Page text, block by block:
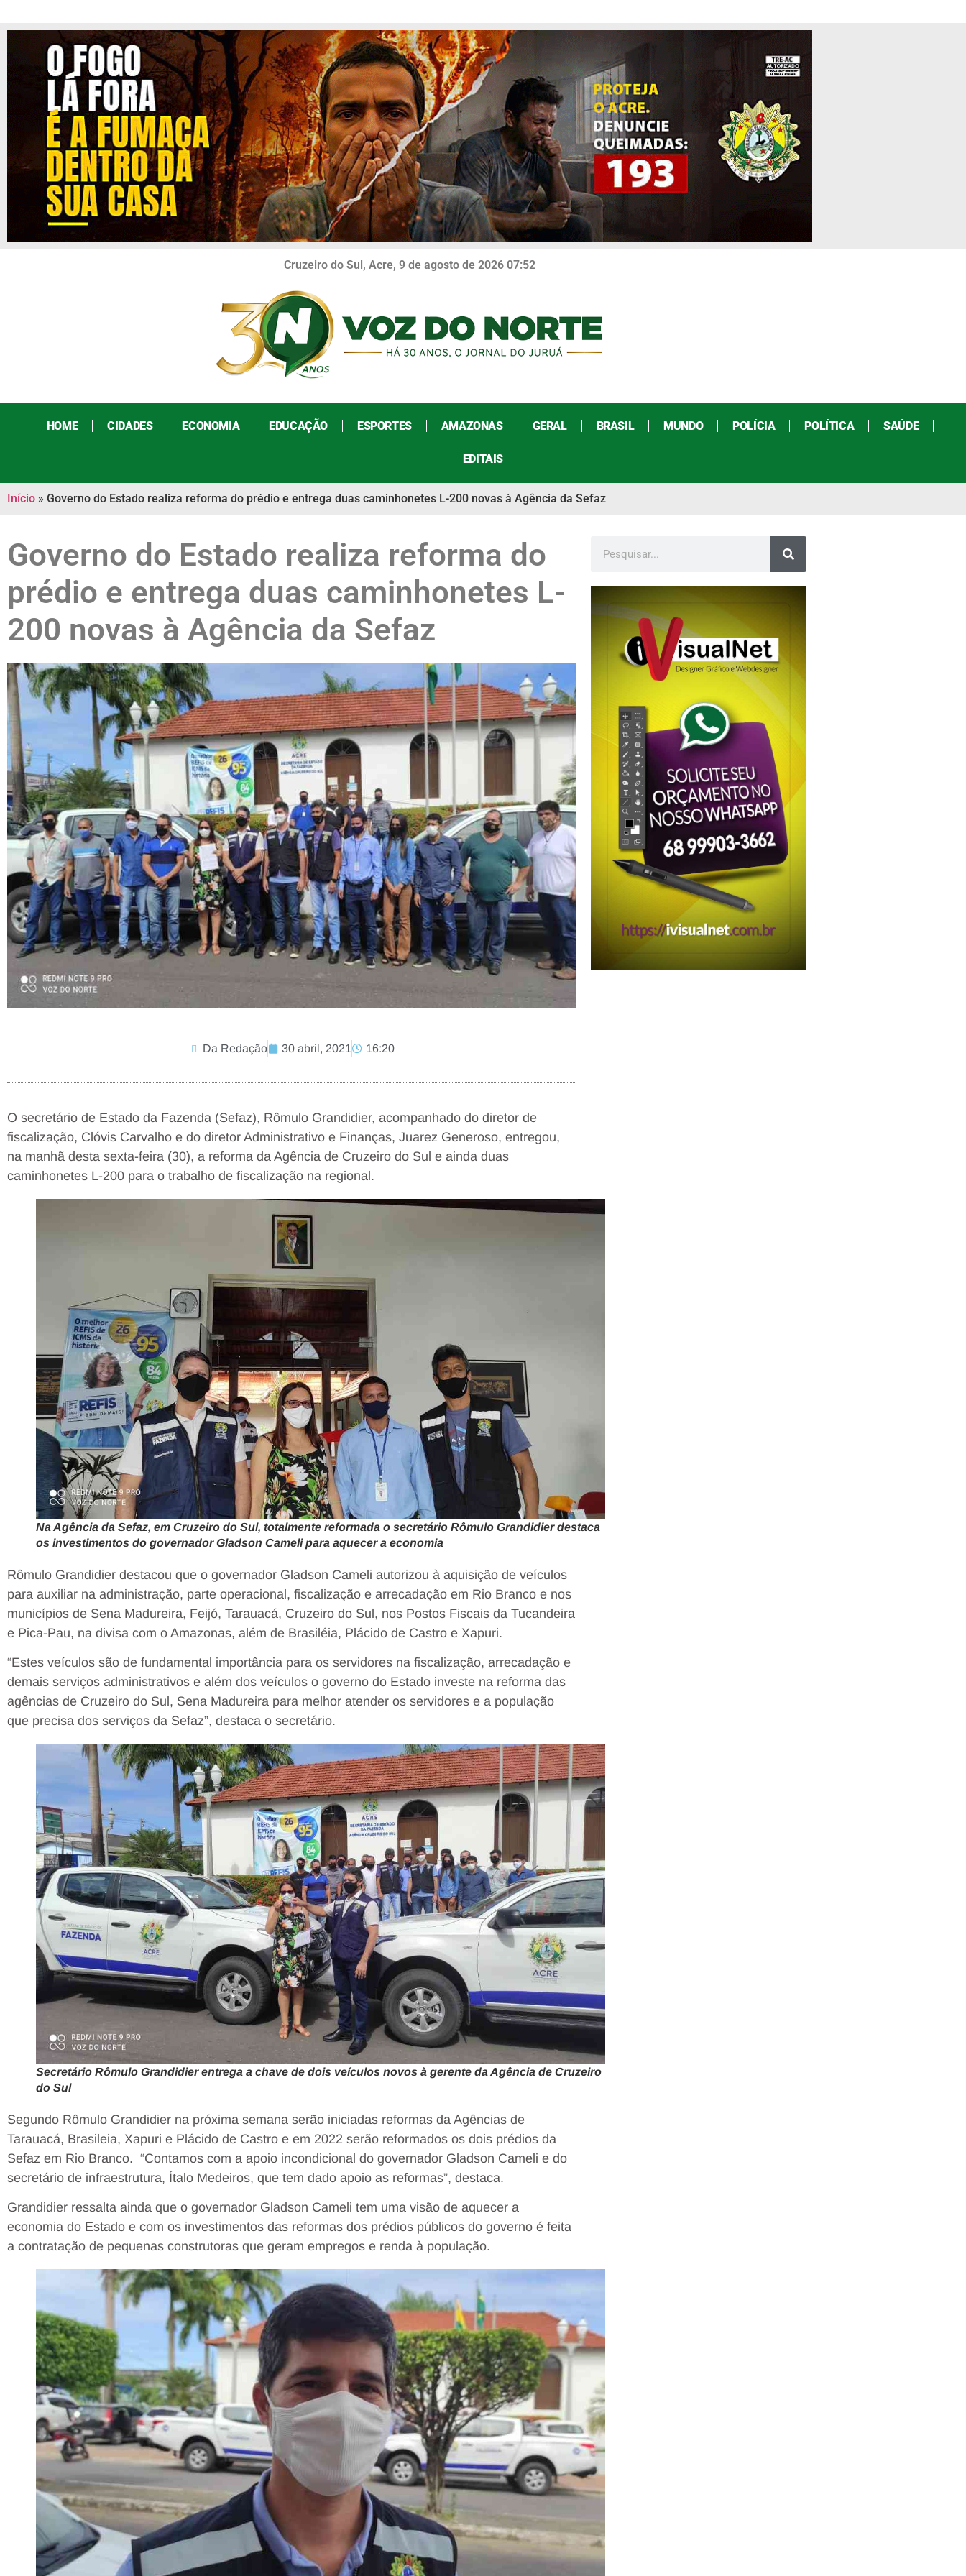
Cruzeiro do Sul, Acre, 9 de agosto de 2026 07:52
HOME CIDADES ECONOMIA EDUCAÇÃO ESPORTES AMAZONAS GERAL BRASIL MUNDO POLÍCIA POLÍTICA SAÚDE
EDITAIS
Início » Governo do Estado realiza reforma do prédio e entrega duas caminhonetes L-200 novas à Agência da Sefaz
Governo do Estado realiza reforma do
prédio e entrega duas caminhonetes L-
200 novas à Agência da Sefaz
Da Redação 30 abril, 2021 16:20
O secretário de Estado da Fazenda (Sefaz), Rômulo Grandidier, acompanhado do diretor de
fiscalização, Clóvis Carvalho e do diretor Administrativo e Finanças, Juarez Generoso, entregou,
na manhã desta sexta-feira (30), a reforma da Agência de Cruzeiro do Sul e ainda duas
caminhonetes L-200 para o trabalho de fiscalização na regional.
Na Agência da Sefaz, em Cruzeiro do Sul, totalmente reformada o secretário Rômulo Grandidier destaca
os investimentos do governador Gladson Cameli para aquecer a economia
Rômulo Grandidier destacou que o governador Gladson Cameli autorizou à aquisição de veículos
para auxiliar na administração, parte operacional, fiscalização e arrecadação em Rio Branco e nos
municípios de Sena Madureira, Feijó, Tarauacá, Cruzeiro do Sul, nos Postos Fiscais da Tucandeira
e Pica-Pau, na divisa com o Amazonas, além de Brasiléia, Plácido de Castro e Xapuri.
“Estes veículos são de fundamental importância para os servidores na fiscalização, arrecadação e
demais serviços administrativos e além dos veículos o governo do Estado investe na reforma das
agências de Cruzeiro do Sul, Sena Madureira para melhor atender os servidores e a população
que precisa dos serviços da Sefaz”, destaca o secretário.
Secretário Rômulo Grandidier entrega a chave de dois veículos novos à gerente da Agência de Cruzeiro
do Sul
Segundo Rômulo Grandidier na próxima semana serão iniciadas reformas da Agências de
Tarauacá, Brasileia, Xapuri e Plácido de Castro e em 2022 serão reformados os dois prédios da
Sefaz em Rio Branco. “Contamos com a apoio incondicional do governador Gladson Cameli e do
secretário de infraestrutura, Ítalo Medeiros, que tem dado apoio as reformas”, destaca.
Grandidier ressalta ainda que o governador Gladson Cameli tem uma visão de aquecer a
economia do Estado e com os investimentos das reformas dos prédios públicos do governo é feita
a contratação de pequenas construtoras que geram empregos e renda à população.